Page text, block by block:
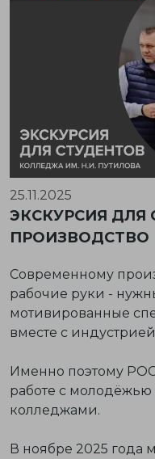
25.11.2025
ЭКСКУРСИЯ ДЛЯ
ПРОИЗВОДСТВО
Современному
рабочие руки -
мотивированные
вместе с
Именно поэтому
работе с
колледжами.
В ноябре 2025 года